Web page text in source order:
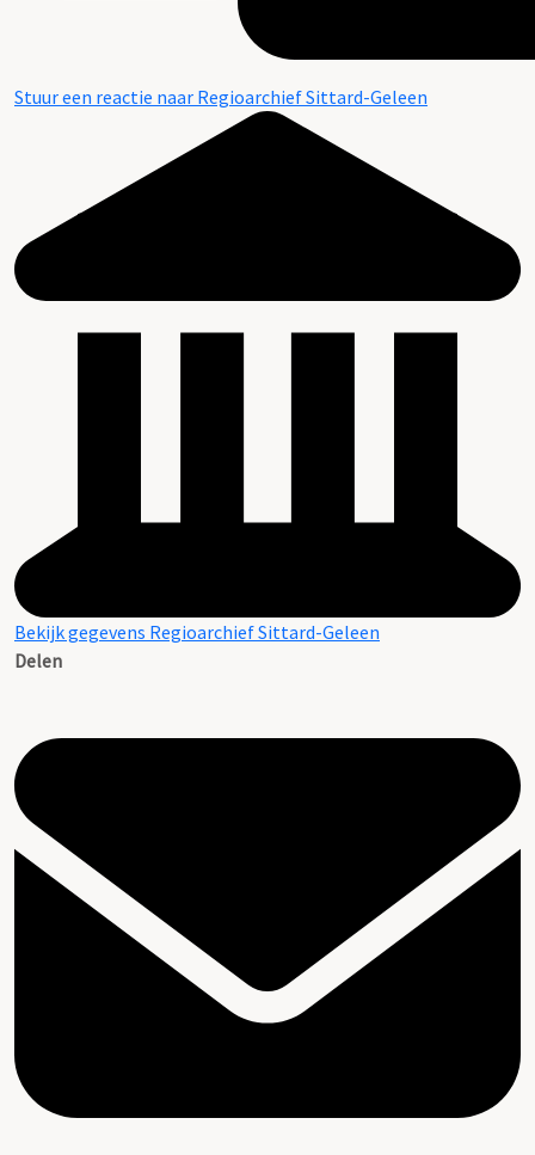
Stuur een reactie naar Regioarchief Sittard-Geleen
Bekijk gegevens Regioarchief Sittard-Geleen
Delen